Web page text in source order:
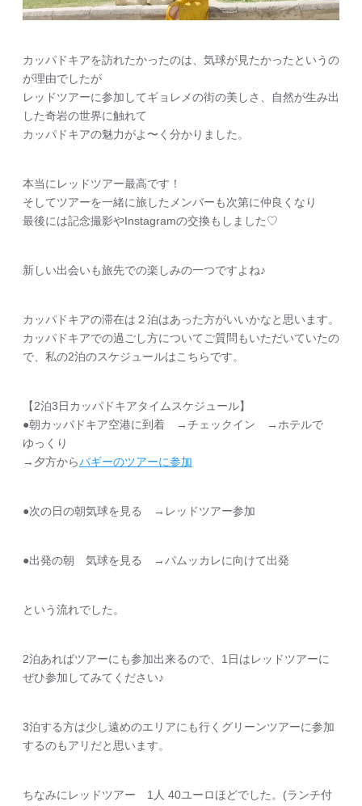
カッパドキアを訪れたかったのは、気球が見たかったというの
が理由でしたが
レッドツアーに参加してギョレメの街の美しさ、自然が生み出
した奇岩の世界に触れて
カッパドキアの魅力がよ〜く分かりました。
本当にレッドツアー最高です！
そしてツアーを一緒に旅したメンバーも次第に仲良くなり
最後には記念撮影やInstagramの交換もしました♡
新しい出会いも旅先での楽しみの一つですよね♪
カッパドキアの滞在は２泊はあった方がいいかなと思います。
カッパドキアでの過ごし方についてご質問もいただいていたの
で、私の2泊のスケジュールはこちらです。
【2泊3日カッパドキアタイムスケジュール】
●朝カッパドキア空港に到着 →チェックイン →ホテルで
ゆっくり
→夕方からバギーのツアーに参加
●次の日の朝気球を見る →レッドツアー参加
●出発の朝 気球を見る →パムッカレに向けて出発
という流れでした。
2泊あればツアーにも参加出来るので、1日はレッドツアーに
ぜひ参加してみてください♪
3泊する方は少し遠めのエリアにも行くグリーンツアーに参加
するのもアリだと思います。
ちなみにレッドツアー 1人 40ユーロほどでした。(ランチ付